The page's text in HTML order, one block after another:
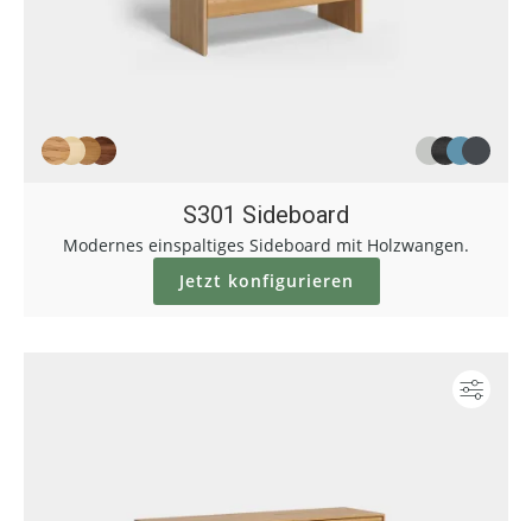
S301 Sideboard
Modernes einspaltiges Sideboard mit Holzwangen.
Jetzt konfigurieren